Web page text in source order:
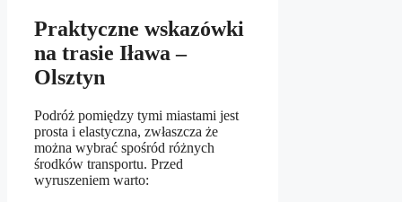
Praktyczne wskazówki
na trasie Iława –
Olsztyn
Podróż pomiędzy tymi miastami jest
prosta i elastyczna, zwłaszcza że
można wybrać spośród różnych
środków transportu. Przed
wyruszeniem warto: